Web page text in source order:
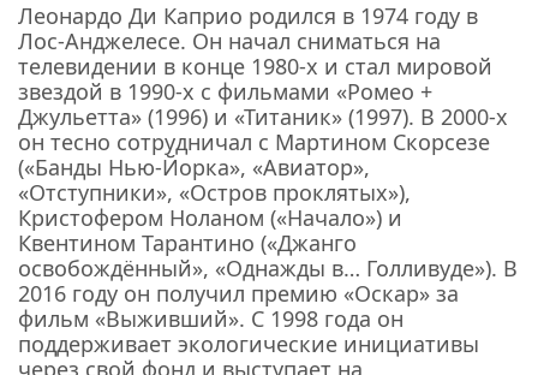
Леонардо Ди Каприо родился в 1974 году в
Лос-Анджелесе. Он начал сниматься на
телевидении в конце 1980-х и стал мировой
звездой в 1990-х с фильмами «Ромео +
Джульетта» (1996) и «Титаник» (1997). В 2000-х
он тесно сотрудничал с Мартином Скорсезе
(«Банды Нью-Йорка», «Авиатор»,
«Отступники», «Остров проклятых»),
Кристофером Ноланом («Начало») и
Квентином Тарантино («Джанго
освобождённый», «Однажды в… Голливуде»). В
2016 году он получил премию «Оскар» за
фильм «Выживший». С 1998 года он
поддерживает экологические инициативы